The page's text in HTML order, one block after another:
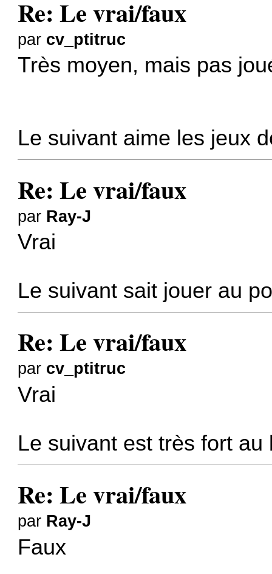
Re: Le vrai/faux
par cv_ptitruc
Très moyen, mais pas
Le suivant aime les jeux
Re: Le vrai/faux
par Ray-J
Vrai
Le suivant sait jouer au
Re: Le vrai/faux
par cv_ptitruc
Vrai
Le suivant est très fort au
Re: Le vrai/faux
par Ray-J
Faux